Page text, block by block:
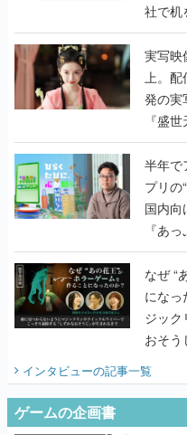
社で机
『
んだレ
実写映
上。配
発の実
『盛
うこだ
半年で
プリの
国内向
『あ
てみた
なぜ “
になったのか？ 敵
ジック
おそう
インタビューの記事一覧
ゲームの企画書